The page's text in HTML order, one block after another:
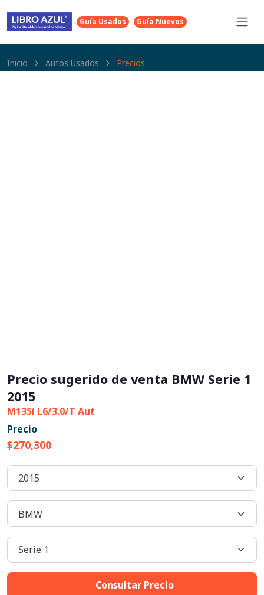
Guía Usados Guía Nuevos
Inicio Autos Usados Precios
Precio sugerido de venta BMW Serie 1
2015
M135i L6/3.0/T Aut
Precio
$270,300
Consultar Precio